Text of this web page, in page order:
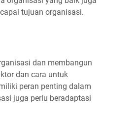
tujuan organisasi.
dan membangun
dan cara untuk
peran penting dalam
juga perlu beradaptasi